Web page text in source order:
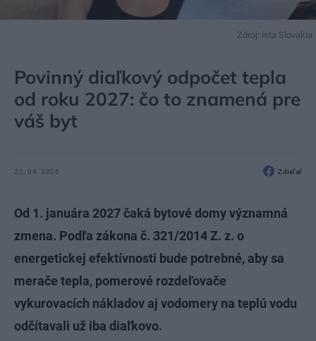
Zdroj: ista Slovakia
Povinný diaľkový odpočet tepla
od roku 2027: čo to znamená pre
váš byt
22. 04. 2026 Zdieľať
Od 1. januára 2027 čaká bytové domy významná
zmena. Podľa zákona č. 321/2014 Z. z. o
energetickej efektívnosti bude potrebné, aby sa
merače tepla, pomerové rozdeľovače
vykurovacích nákladov aj vodomery na teplú vodu
odčítavali už iba diaľkovo.